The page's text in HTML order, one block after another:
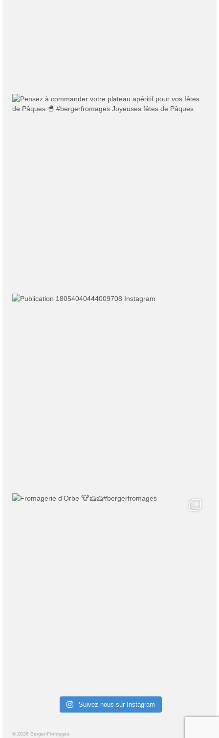
Suivez-nous sur Instagram
© 2026 Berger-Fromages